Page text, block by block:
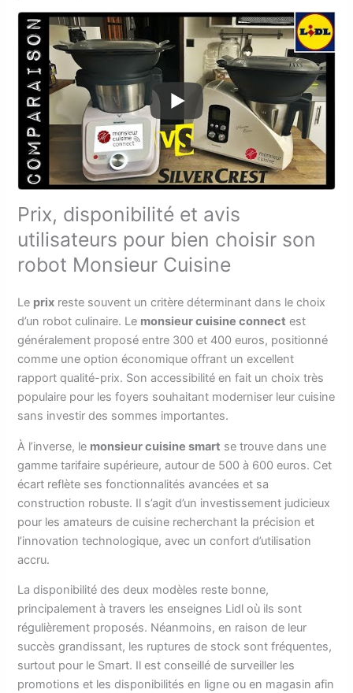
Prix, disponibilité et avis
utilisateurs pour bien choisir son
robot Monsieur Cuisine
Le prix reste souvent un critère déterminant dans le choix
d’un robot culinaire. Le monsieur cuisine connect est
généralement proposé entre 300 et 400 euros, positionné
comme une option économique offrant un excellent
rapport qualité-prix. Son accessibilité en fait un choix très
populaire pour les foyers souhaitant moderniser leur cuisine
sans investir des sommes importantes.
À l’inverse, le monsieur cuisine smart se trouve dans une
gamme tarifaire supérieure, autour de 500 à 600 euros. Cet
écart reflète ses fonctionnalités avancées et sa
construction robuste. Il s’agit d’un investissement judicieux
pour les amateurs de cuisine recherchant la précision et
l’innovation technologique, avec un confort d’utilisation
accru.
La disponibilité des deux modèles reste bonne,
principalement à travers les enseignes Lidl où ils sont
régulièrement proposés. Néanmoins, en raison de leur
succès grandissant, les ruptures de stock sont fréquentes,
surtout pour le Smart. Il est conseillé de surveiller les
promotions et les disponibilités en ligne ou en magasin afin